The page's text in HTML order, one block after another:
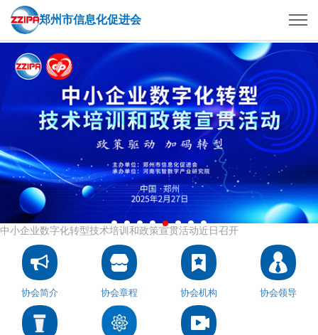
郑州市信息化促进会
中小企业数字化转型新零售专题培训活动顺利召开
协会简介 协会章程 协会机构 协会领导